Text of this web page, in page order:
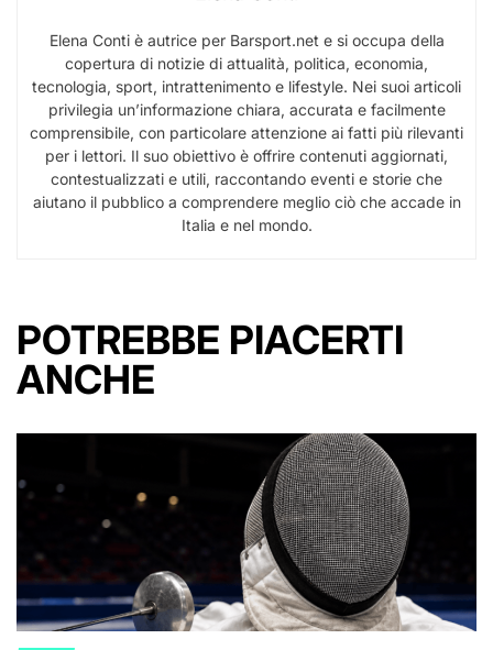
Elena Conti è autrice per Barsport.net e si occupa della
copertura di notizie di attualità, politica, economia,
tecnologia, sport, intrattenimento e lifestyle. Nei suoi articoli
privilegia un’informazione chiara, accurata e facilmente
comprensibile, con particolare attenzione ai fatti più rilevanti
per i lettori. Il suo obiettivo è offrire contenuti aggiornati,
contestualizzati e utili, raccontando eventi e storie che
aiutano il pubblico a comprendere meglio ciò che accade in
Italia e nel mondo.
POTREBBE PIACERTI
ANCHE